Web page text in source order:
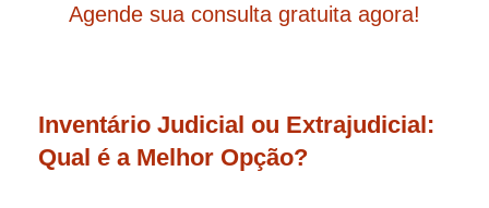
Agende sua consulta gratuita agora!
Inventário Judicial ou Extrajudicial:
Qual é a Melhor Opção?